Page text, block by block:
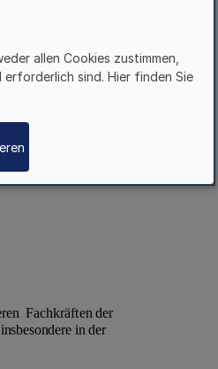
allen Cookies zustimmen,
sind. Hier finden Sie